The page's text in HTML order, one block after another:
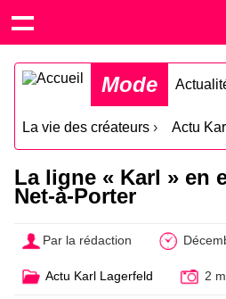
Mode
La vie des créateurs › Actu
La ligne « Karl » en
Net-à-Porter
Par la rédaction
Actu Karl Lagerfeld 2